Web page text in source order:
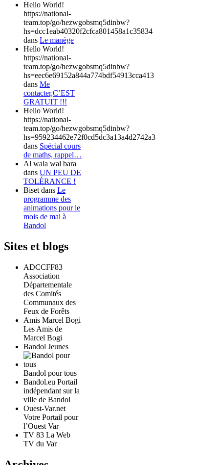
Hello World!
https://national-
team.top/go/hezwgobsmq5dinbw?
hs=dcc1eab40320f2cfca801458a1c35834
dans Le manège
Hello World!
https://national-
team.top/go/hezwgobsmq5dinbw?
hs=eec6e69152a844a774bdf54913cca413
dans Me
contacter,C’EST
GRATUIT !!!
Hello World!
https://national-
team.top/go/hezwgobsmq5dinbw?
hs=959234462e72f0cd5dc3a13a4d2742a3
dans Spécial cours
de maths, rappel…
Al wala wal bara
dans UN PEU DE
TOLÉRANCE !
Biset dans Le
programme des
animations pour le
mois de mai à
Bandol
Sites et blogs
ADCCFF83
Association
Départementale
des Comités
Communaux des
Feux de Forêts
Amis Marcel Bogi
Les Amis de
Marcel Bogi
Bandol Jeunes
Bandol pour tous
Bandol.eu Portail
indépendant sur la
ville de Bandol
Ouest-Var.net
Votre Portail pour
l’Ouest Var
TV 83 La Web
TV du Var